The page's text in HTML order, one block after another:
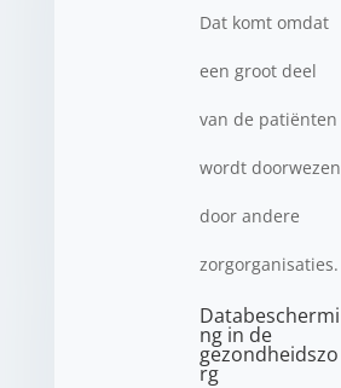
Dat komt omdat
een groot deel
van de patiënten
wordt doorwezen
door andere
zorgorganisaties.
Databeschermi
ng in de
gezondheidszo
rg